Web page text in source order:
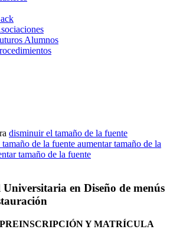
Alumnos
disminuir el tamaño de la fuente
aumentar tamaño de la
en Diseño de menús
Y MATRÍCULA